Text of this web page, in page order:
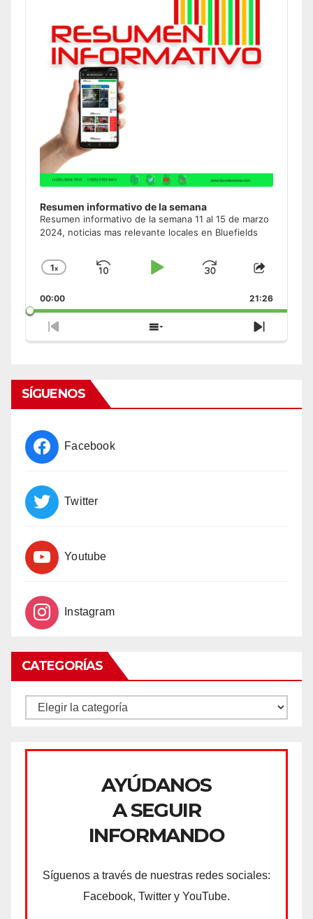
Resumen informativo de la semana
Resumen informativo de la semana 11 al 15 de marzo
2024, noticias mas relevante locales en Bluefields
Change
Rate
1x
Skip
Play
Jump
Forward
Share
Episode
00:00 21:26
Previous
Episode
Show
Episodes
Next
Episode
SÍGUENOS
Facebook
Twitter
Youtube
Instagram
CATEGORÍAS
CATEGORÍAS
AYÚDANOS
A SEGUIR
INFORMANDO
Síguenos a través de nuestras redes sociales:
Facebook, Twitter y YouTube.